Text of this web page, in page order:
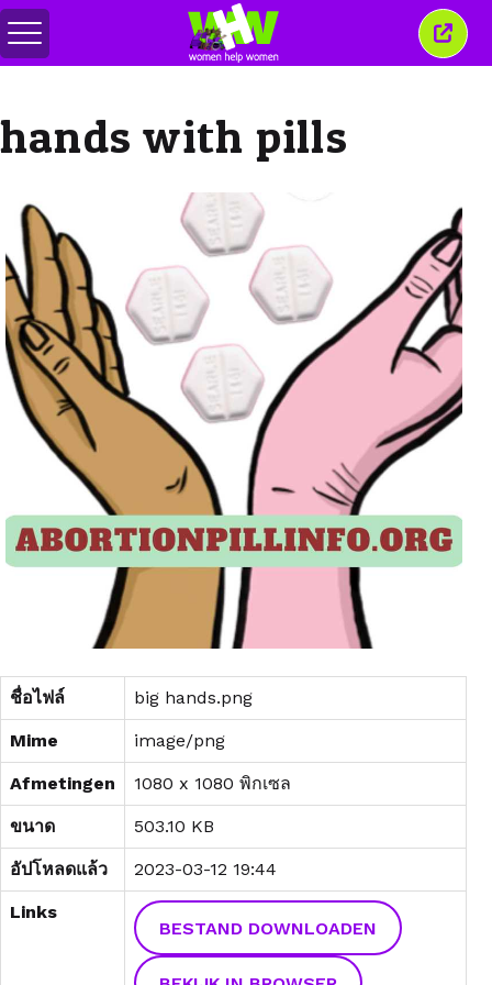
สลับ
เมนู
ปิด
หน้าต่
hands with pills
ชื่อไฟล์ big hands.png
Mime image/png
Afmetingen 1080 x 1080 พิกเซล
ขนาด 503.10 KB
อัปโหลดแล้ว 2023-03-12 19:44
Links
BESTAND DOWNLOADEN